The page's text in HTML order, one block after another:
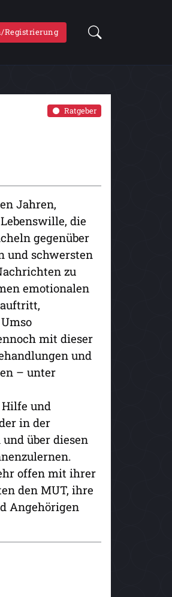
Registrierung
Ratgeber
Jahren,
die
gegenüber
und schwersten
zu
emotionalen
mit dieser
und
– unter
und
in der
und über diesen
offen mit ihrer
den MUT, ihre
Angehörigen